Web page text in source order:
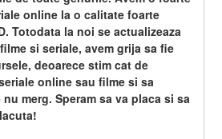
online la o calitate foarte
Totodata la noi se actualizeaza
si seriale, avem grija sa fie
deoarece stim cat de
online sau filme si sa
merg. Speram sa va placa si sa